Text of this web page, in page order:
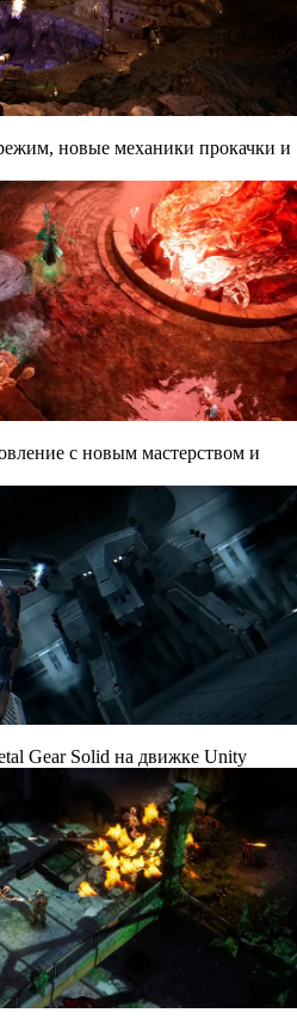
новые механики прокачки и
с новым мастерством и
Gear Solid на движке Unity